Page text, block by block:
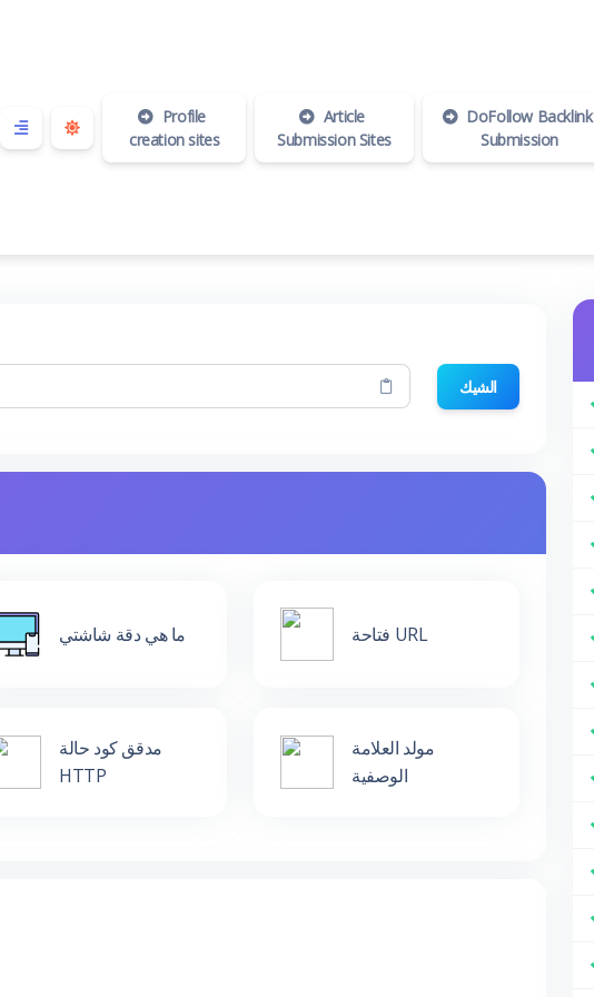
Profile
creation sites
Article
Submission Sites
DoFollow Backlink
Submission
الشيك
ما هي دقة شاشتي فتاحة URL
مدقق كود حالة
HTTP
مولد العلامة
الوصفية